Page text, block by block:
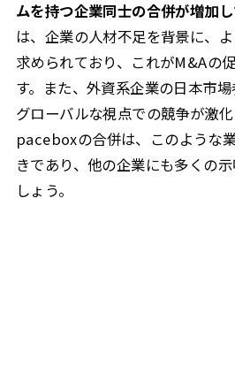
ムを持つ企業同士の合併が増加
は、企業の人材不足を背景に、
求められており、これがM&Aの
す。また、外資系企業の日本市場
グローバルな視点での競争が激
paceboxの合併は、このような
きであり、他の企業にも多くの
しょう。